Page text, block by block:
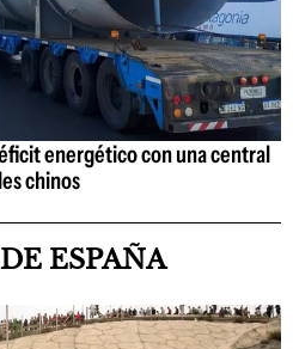
energético con una central
chinos
ESPAÑA